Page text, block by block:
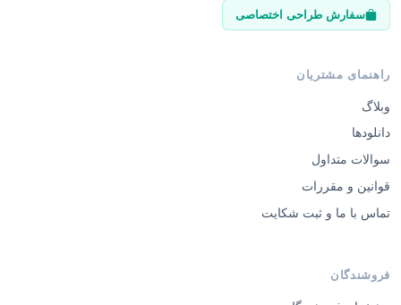
راهنمای مشتریان
دانلودها
سوالات متداول
قوانین و مقررات
تماس با ما و ثبت شکایت
فروشندگان
فروشنده شوید
قوانین فروش و کمیسیون